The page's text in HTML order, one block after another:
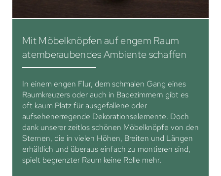
Mit Möbelknöpfen auf engem Raum
atemberaubendes Ambiente schaffen
In einem engen Flur, dem schmalen Gang eines
Raumkreuzers oder auch in Badezimmern gibt es
oft kaum Platz für ausgefallene oder
aufsehenerregende Dekorationselemente. Doch
dank unserer zeitlos schönen Möbelknöpfe von den
Sternen, die in vielen Höhen, Breiten und Längen
erhältlich und überaus einfach zu montieren sind,
spielt begrenzter Raum keine Rolle mehr.